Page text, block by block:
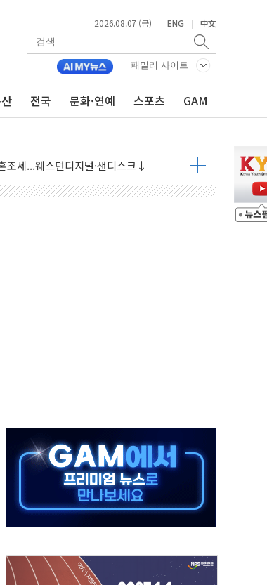
2026.08.07 (금) | ENG | 中文
패밀리 사이트
전국 문화·연예 스포츠 GAM
기 기업 순이익 21% 증가" 전망
국 공격 검토… 거짓 깃발 작전"
대시↑ VS 샌디스크·피그마·앱러빈↓
점검회의
기대에 강세
… 시민들 공포감 극대화 전략
에 홀로 상한가…마진 잔액은 사상 최고
압 중
과 비교해야"
부식 물질"
...외국인 노동자 숨져